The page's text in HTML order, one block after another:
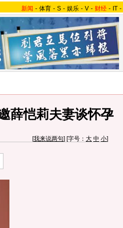
新闻 - 体育 - S - 娱乐 - V - 财经 - IT -
薛恺莉夫妻谈怀孕
[我来说两句] [字号： 大 中 小]